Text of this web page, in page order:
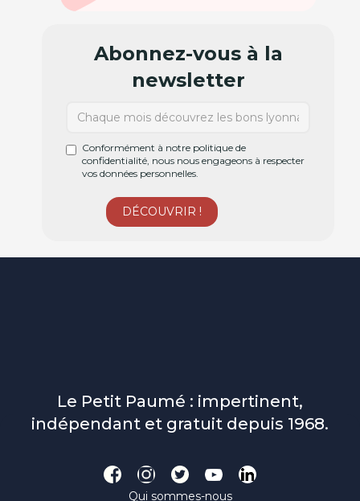
Abonnez-vous à la
newsletter
Conformément à notre politique de
confidentialité, nous nous engageons à respecter
vos données personnelles.
Le Petit Paumé : impertinent,
indépendant et gratuit depuis 1968.
Qui sommes-nous